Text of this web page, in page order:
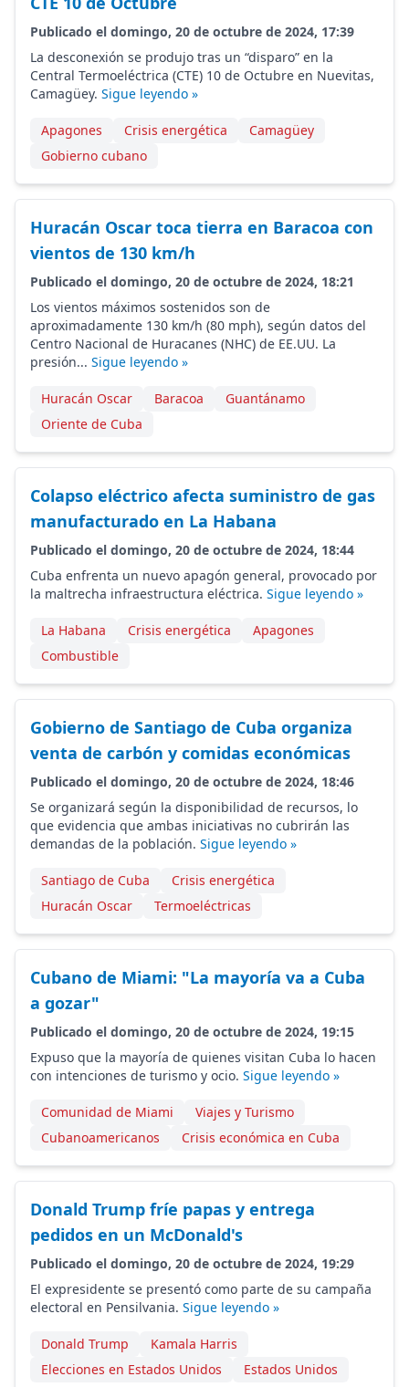
Publicado el domingo, 20 de octubre de 2024, 17:39
La desconexión se produjo tras un “disparo” en la
Central Termoeléctrica (CTE) 10 de Octubre en Nuevitas,
Camagüey. Sigue leyendo »
Apagones Crisis energética
Camagüey
Gobierno cubano
Huracán Oscar toca tierra en Baracoa con
vientos de 130 km/h
Publicado el domingo, 20 de octubre de 2024, 18:21
Los vientos máximos sostenidos son de
aproximadamente 130 km/h (80 mph), según datos del
Centro Nacional de Huracanes (NHC) de EE.UU. La
presión... Sigue leyendo »
Huracán Oscar Baracoa
Guantánamo
Oriente de Cuba
Colapso eléctrico afecta suministro de gas
manufacturado en La Habana
Publicado el domingo, 20 de octubre de 2024, 18:44
Cuba enfrenta un nuevo apagón general, provocado por
la maltrecha infraestructura eléctrica. Sigue leyendo »
La Habana Crisis energética
Apagones
Combustible
Gobierno de Santiago de Cuba organiza
venta de carbón y comidas económicas
Publicado el domingo, 20 de octubre de 2024, 18:46
Se organizará según la disponibilidad de recursos, lo
que evidencia que ambas iniciativas no cubrirán las
demandas de la población. Sigue leyendo »
Santiago de Cuba
Crisis energética
Huracán Oscar
Termoeléctricas
Cubano de Miami: "La mayoría va a Cuba
a gozar"
Publicado el domingo, 20 de octubre de 2024, 19:15
Expuso que la mayoría de quienes visitan Cuba lo hacen
con intenciones de turismo y ocio. Sigue leyendo »
Comunidad de Miami
Viajes y Turismo
Cubanoamericanos
Crisis económica en Cuba
Donald Trump fríe papas y entrega
pedidos en un McDonald's
Publicado el domingo, 20 de octubre de 2024, 19:29
El expresidente se presentó como parte de su campaña
electoral en Pensilvania. Sigue leyendo »
Donald Trump
Kamala Harris
Elecciones en Estados Unidos
Estados Unidos